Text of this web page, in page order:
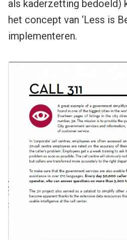
als kaderzetting bedoeld)
het concept van ‘Less is
implementeren.